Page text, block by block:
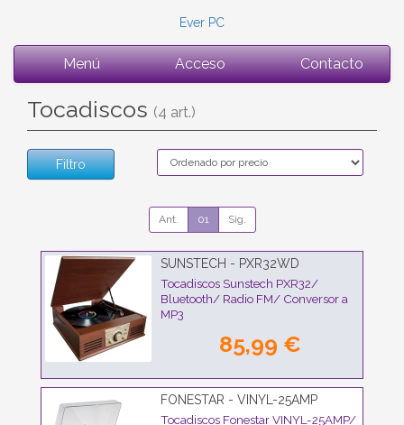
Ever PC
Menú Acceso Contacto
Tocadiscos (4 art.)
Filtro
Ant. 01 Sig.
SUNSTECH - PXR32WD
Tocadiscos Sunstech PXR32/
Bluetooth/ Radio FM/ Conversor a
MP3
85,99 €
FONESTAR - VINYL-25AMP
Tocadiscos Fonestar VINYL-25AMP/